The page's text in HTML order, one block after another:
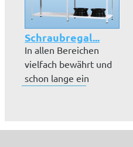
Schraubregal...
In allen Bereichen
vielfach bewährt und
schon lange ein